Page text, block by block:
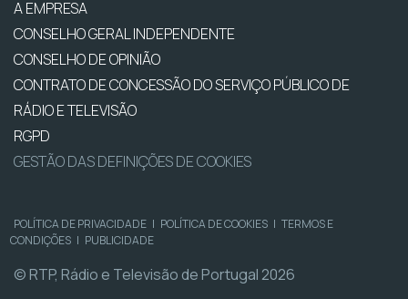
A EMPRESA
CONSELHO GERAL INDEPENDENTE
CONSELHO DE OPINIÃO
CONTRATO DE CONCESSÃO DO SERVIÇO PÚBLICO DE
RÁDIO E TELEVISÃO
RGPD
GESTÃO DAS DEFINIÇÕES DE COOKIES
POLÍTICA DE PRIVACIDADE | POLÍTICA DE COOKIES | TERMOS E
CONDIÇÕES | PUBLICIDADE
© RTP, Rádio e Televisão de Portugal 2026